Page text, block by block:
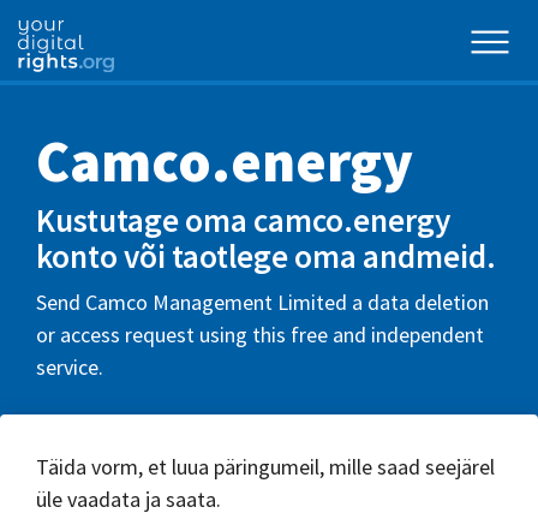
Camco.energy
Kustutage oma camco.energy
konto või taotlege oma andmeid.
Send Camco Management Limited a data deletion
or access request using this free and independent
service.
Täida vorm, et luua päringumeil, mille saad seejärel
üle vaadata ja saata.